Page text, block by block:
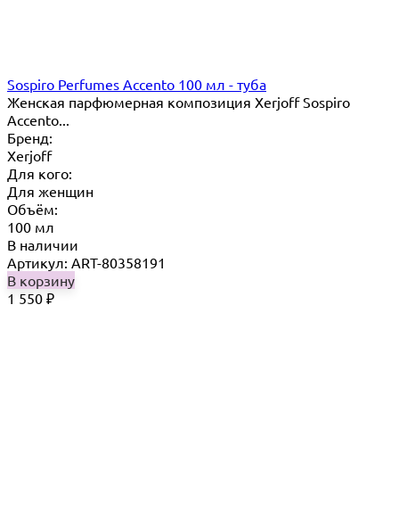
Sospiro Perfumes Accento 100 мл - туба
Женская парфюмерная композиция Xerjoff Sospiro
Accento...
Бренд:
Xerjoff
Для кого:
Для женщин
Объём:
100 мл
В наличии
Артикул: ART-80358191
В корзину
1 550 ₽